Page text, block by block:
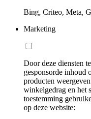
Bing, Criteo, Meta,
Marketing
Door deze diensten
gesponsorde inhoud
producten
winkelgedrag en het
toestemming
op deze website: